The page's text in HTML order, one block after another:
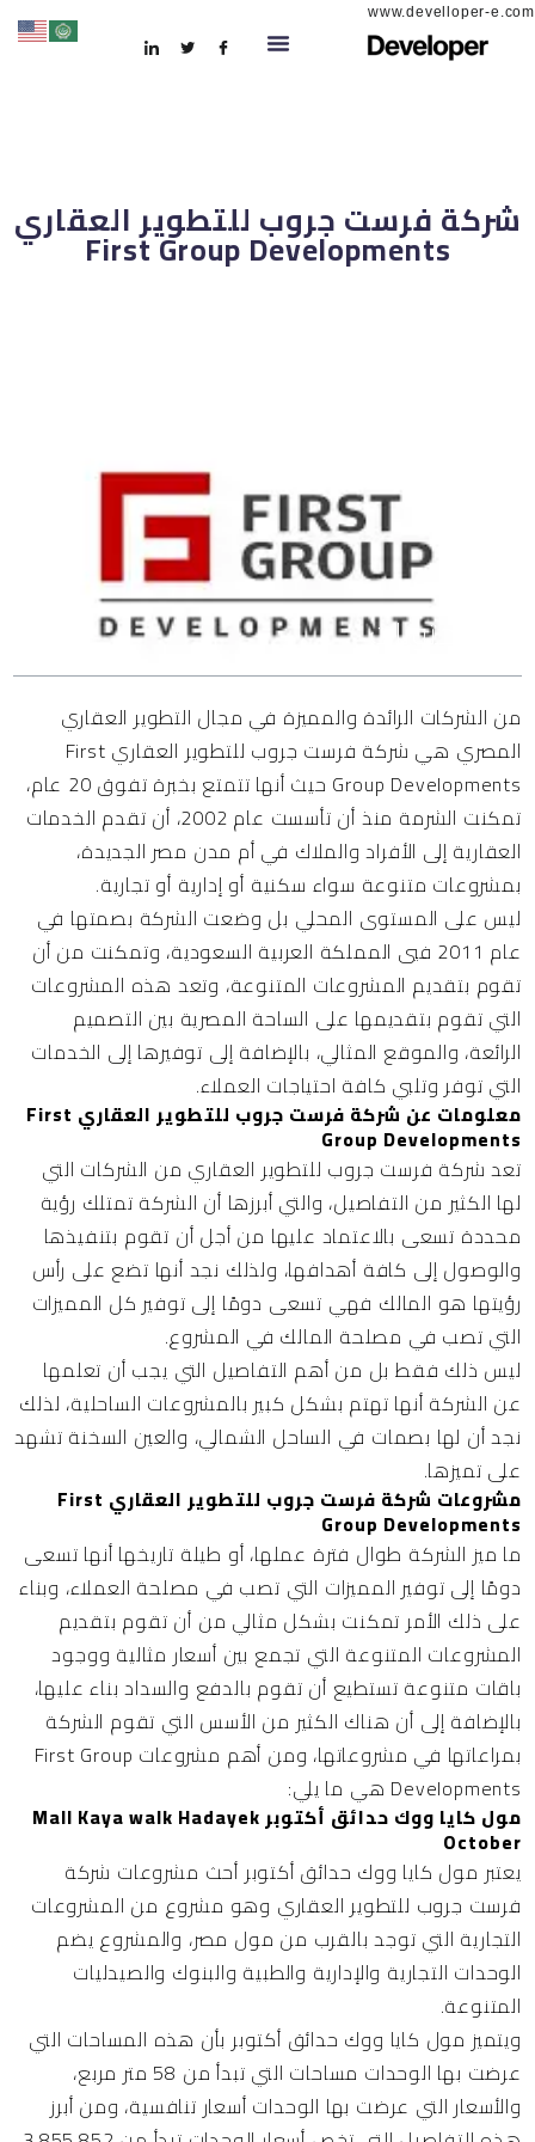
www.develloper-e.com
شركة فرست جروب للتطوير العقاري
First Group Developments
المحتويات
من الشركات الرائدة والمميزة في مجال التطوير العقاري
المصري هي شركة فرست جروب للتطوير العقاري First
Group Developments حيث أنها تتمتع بخبرة تفوق 20 عام،
تمكنت الشرمة منذ أن تأسست عام 2002، أن تقدم الخدمات
العقارية إلى الأفراد والملاك في أم مدن مصر الجديدة،
بمشروعات متنوعة سواء سكنية أو إدارية أو تجارية.
ليس على المستوى المحلي بل وضعت الشركة بصمتها في
عام 2011 فيي المملكة العربية السعودية، وتمكنت من أن
تقوم بتقديم المشروعات المتنوعة، وتعد هذه المشروعات
التي تقوم بتقديمها على الساحة المصرية بين التصميم
الرائعة، والموقع المثالي، بالإضافة إلى توفيرها إلى الخدمات
التي توفر وتلبي كافة احتياجات العملاء.
معلومات عن شركة فرست جروب للتطوير العقاري First
Group Developments
تعد شركة فرست جروب للتطوير العقاري من الشركات التي
لها الكثير من التفاصيل، والتي أبرزها أن الشركة تمتلك رؤية
محددة تسعى بالاعتماد عليها من أجل أن تقوم بتنفيذها
والوصول إلى كافة أهدافها، ولذلك نجد أنها تضع على رأس
رؤيتها هو المالك فهي تسعى دومًا إلى توفير كل المميزات
التي تصب في مصلحة المالك في المشروع.
ليس ذلك فقط بل من أهم التفاصيل التي يجب أن تعلمها
عن الشركة أنها تهتم بشكل كبير بالمشروعات الساحلية، لذلك
نجد أن لها بصمات في الساحل الشمالي، والعين السخنة تشهد
على تميزها.
مشروعات شركة فرست جروب للتطوير العقاري First
Group Developments
ما ميز الشركة طوال فترة عملها، أو طيلة تاريخها أنها تسعى
دومًا إلى توفير المميزات التي تصب في مصلحة العملاء، وبناء
على ذلك الأمر تمكنت بشكل مثالي من أن تقوم بتقديم
المشروعات المتنوعة التي تجمع بين أسعار مثالية ووجود
باقات متنوعة تستطيع أن تقوم بالدفع والسداد بناء عليها،
بالإضافة إلى أن هناك الكثير من الأسس التي تقوم الشركة
بمراعاتها في مشروعاتها، ومن أهم مشروعات First Group
Developments هي ما يلي:
مول كايا ووك حدائق أكتوبر Mall Kaya walk Hadayek
October
يعتبر مول كايا ووك حدائق أكتوبر أحث مشروعات شركة
فرست جروب للتطوير العقاري وهو مشروع من المشروعات
التجارية التي توجد بالقرب من مول مصر، والمشروع يضم
الوحدات التجارية والإدارية والطبية والبنوك والصيدليات
المتنوعة.
ويتميز مول كايا ووك حدائق أكتوبر بأن هذه المساحات التي
عرضت بها الوحدات مساحات التي تبدأ من 58 متر مربع،
والأسعار التي عرضت بها الوحدات أسعار تنافسية، ومن أبرز